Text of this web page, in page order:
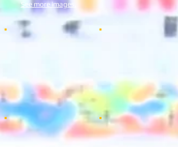
See more images.